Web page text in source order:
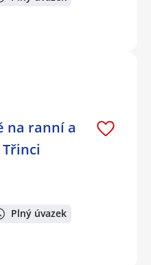
na ranní a
Plný úvazek